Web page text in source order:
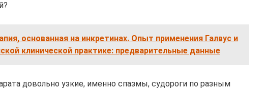
основанная на инкретинах. Опыт применения Галвус и
клинической практике: предварительные данные
довольно узкие, именно спазмы, судороги по разным